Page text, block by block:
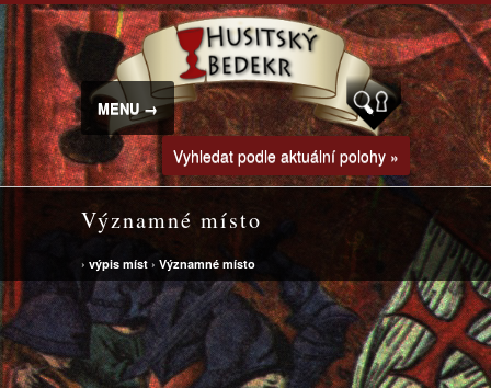
MENU →
Vyhledat podle aktuální polohy »
Významné místo
› výpis míst › Významné místo